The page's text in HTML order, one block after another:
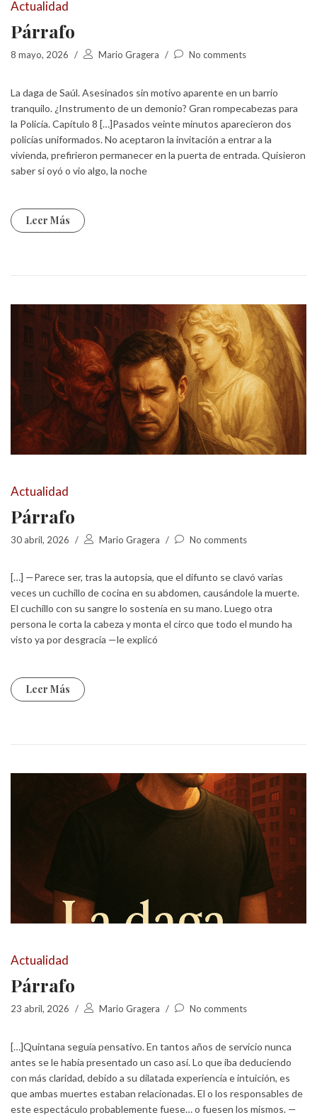
Actualidad
Párrafo
8 mayo, 2026 / Mario Gragera / No comments
La daga de Saúl. Asesinados sin motivo aparente en un barrio
tranquilo. ¿Instrumento de un demonio? Gran rompecabezas para
la Policía. Capítulo 8 […]Pasados veinte minutos aparecieron dos
policías uniformados. No aceptaron la invitación a entrar a la
vivienda, prefirieron permanecer en la puerta de entrada. Quisieron
saber si oyó o vio algo, la noche
Leer Más
Actualidad
Párrafo
30 abril, 2026 / Mario Gragera / No comments
[…] —Parece ser, tras la autopsia, que el difunto se clavó varias
veces un cuchillo de cocina en su abdomen, causándole la muerte.
El cuchillo con su sangre lo sostenía en su mano. Luego otra
persona le corta la cabeza y monta el circo que todo el mundo ha
visto ya por desgracia —le explicó
Leer Más
Actualidad
Párrafo
23 abril, 2026 / Mario Gragera / No comments
[…]Quintana seguía pensativo. En tantos años de servicio nunca
antes se le había presentado un caso así. Lo que iba deduciendo
con más claridad, debido a su dilatada experiencia e intuición, es
que ambas muertes estaban relacionadas. El o los responsables de
este espectáculo probablemente fuese… o fuesen los mismos. —